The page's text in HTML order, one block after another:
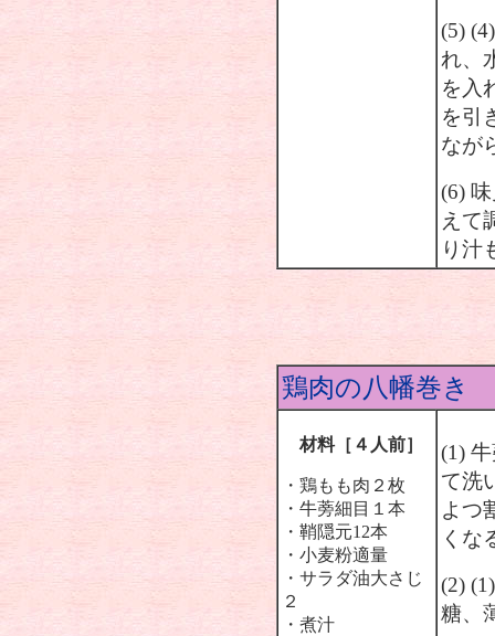
(5)
れ、
を入
を引
なが
(6)
えて
り汁
鶏肉の八幡巻き
材料［４人前］
・鶏もも肉２枚
・牛蒡細目１本
・鞘隠元12本
・小麦粉適量
・サラダ油大さじ
２
・煮汁
(1)
て洗
よつ
くな
(2)
糖、